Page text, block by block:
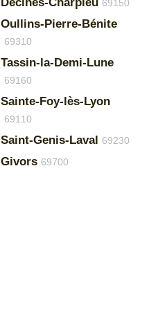
69150
Oullins-Pierre-Bénite
69310
Tassin-la-Demi-Lune
69160
Sainte-Foy-lès-Lyon
69110
Saint-Genis-Laval 69230
Givors 69700